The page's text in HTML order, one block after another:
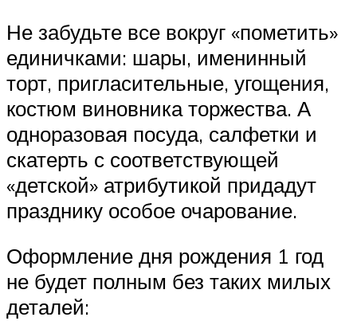
Не забудьте все вокруг «пометить»
единичками: шары, именинный
торт, пригласительные, угощения,
костюм виновника торжества. А
одноразовая посуда, салфетки и
скатерть с соответствующей
«детской» атрибутикой придадут
празднику особое очарование.
Оформление дня рождения 1 год
не будет полным без таких милых
деталей: